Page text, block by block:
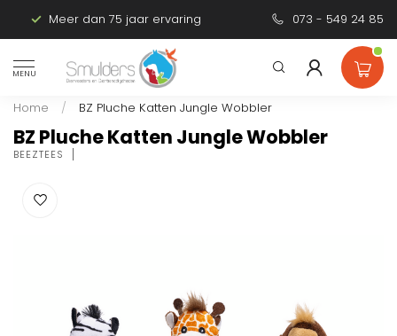
Meer dan 75 jaar ervaring Persoonlijk
073 - 549 24 85
MENU
Home / BZ Pluche Katten Jungle Wobbler
BZ Pluche Katten Jungle Wobbler
BEEZTEES